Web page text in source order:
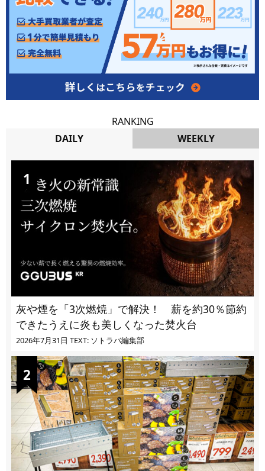
RANKING
DAILY
WEEKLY
灰や煙を「3次燃焼」で解決！ 薪を約30％節約
できたうえに炎も美しくなった焚火台
2026年7月31日 TEXT: ソトラバ編集部